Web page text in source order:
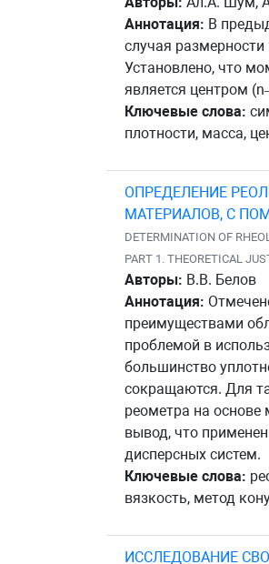
Аннотация: В
случая
Установлено, что
является центром
Ключевые слова:
плотности, масса,
ОПРЕДЕЛЕНИЕ
МАТЕРИАЛОВ, С
DETERMINATION OF
PART 1. THEORETICAL
Авторы: В.В. Белов
Аннотация:
преимуществами
проблемой в
большинство
сокращаются. Для
реометра на основе
вывод, что
дисперсных систем.
Ключевые слова:
вязкость, метод
ИССЛЕДОВАНИЕ